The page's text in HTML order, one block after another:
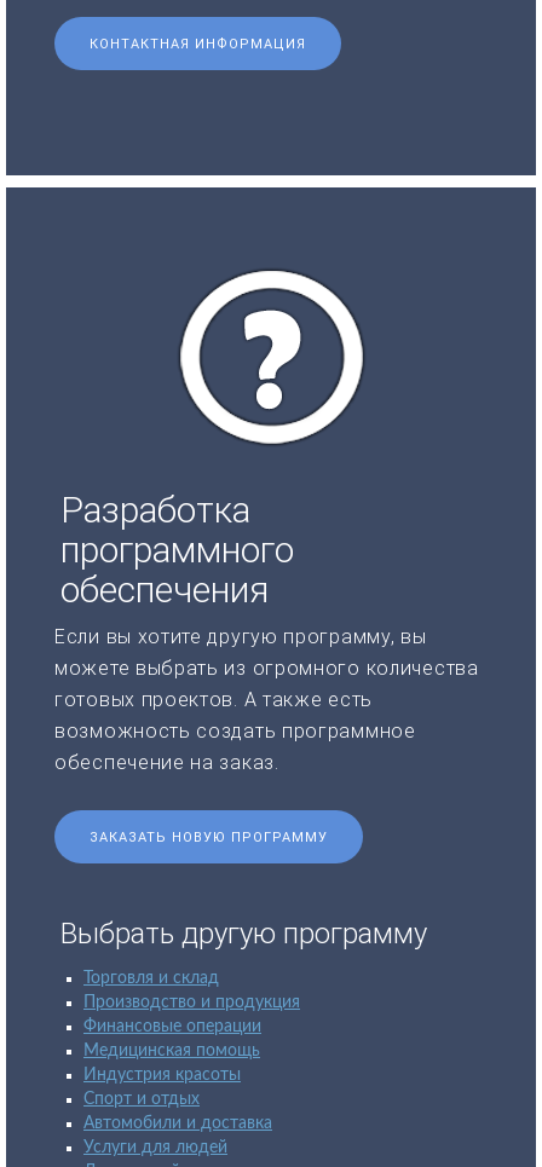
КОНТАКТНАЯ ИНФОРМАЦИЯ
Разработка
программного
обеспечения
Если вы хотите другую программу, вы
можете выбрать из огромного количества
готовых проектов. А также есть
возможность создать программное
обеспечение на заказ.
ЗАКАЗАТЬ НОВУЮ ПРОГРАММУ
Выбрать другую программу
Торговля и склад
Производство и продукция
Финансовые операции
Медицинская помощь
Индустрия красоты
Спорт и отдых
Автомобили и доставка
Услуги для людей